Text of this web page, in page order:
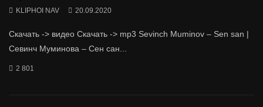
KLIPHOI NAV 20.09.2020
Скачать -> видео Скачать -> mp3 Sevinch Muminov – Sen san |
Севинч Муминова – Сен сан...
2 801